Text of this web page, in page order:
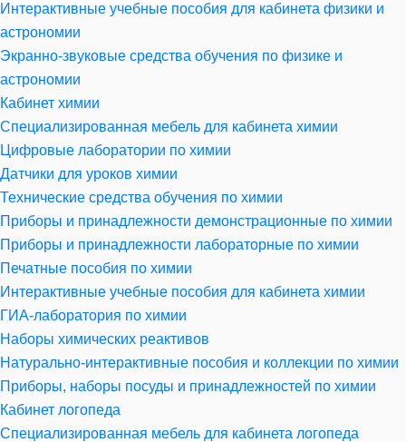
Интерактивные учебные пособия для кабинета физики и
астрономии
Экранно-звуковые средства обучения по физике и
астрономии
Кабинет химии
Специализированная мебель для кабинета химии
Цифровые лаборатории по химии
Датчики для уроков химии
Технические средства обучения по химии
Приборы и принадлежности демонстрационные по химии
Приборы и принадлежности лабораторные по химии
Печатные пособия по химии
Интерактивные учебные пособия для кабинета химии
ГИА-лаборатория по химии
Наборы химических реактивов
Натурально-интерактивные пособия и коллекции по химии
Приборы, наборы посуды и принадлежностей по химии
Кабинет логопеда
Специализированная мебель для кабинета логопеда